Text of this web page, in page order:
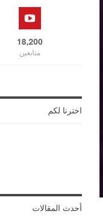
18,200
متابعين
اخترنا لكم
أحدث المقالات